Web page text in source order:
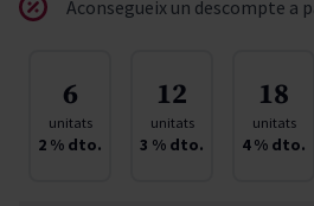
Aconsegueix un descompte a
6
unitats
2 % dto.
12
unitats
3 % dto.
18
unitats
4% dto.